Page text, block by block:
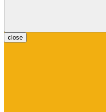
close